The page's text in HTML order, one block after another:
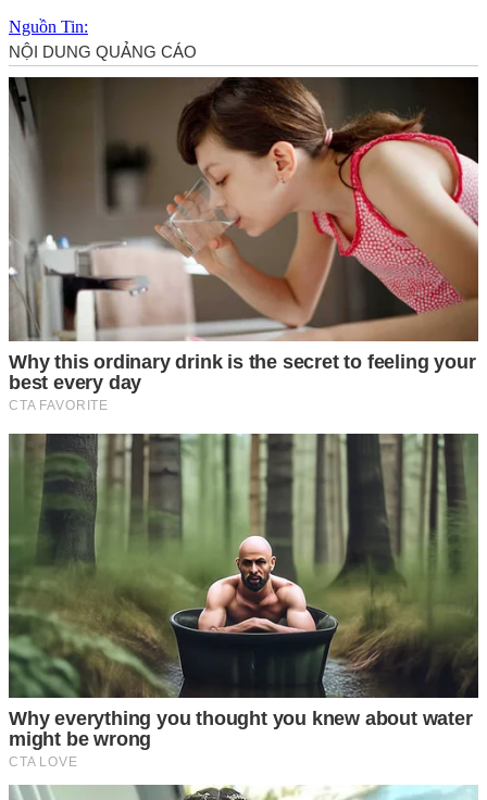
Nguồn Tin: